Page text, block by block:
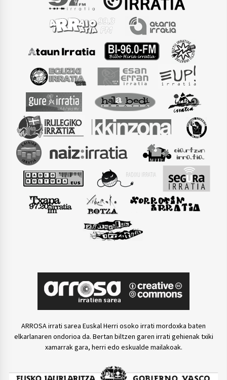
Arrosaren laburpen bideoa Hamaika
Telebistaren eskutik
2021/06/30
ARROSA irrati sarea Euskal Herri osoko irrati mordoxka baten
elkarlanaren ondorioa da. Bertan biltzen garen irrati gehienak txiki
xamarrak gara, herri edo eskualde mailakoak.